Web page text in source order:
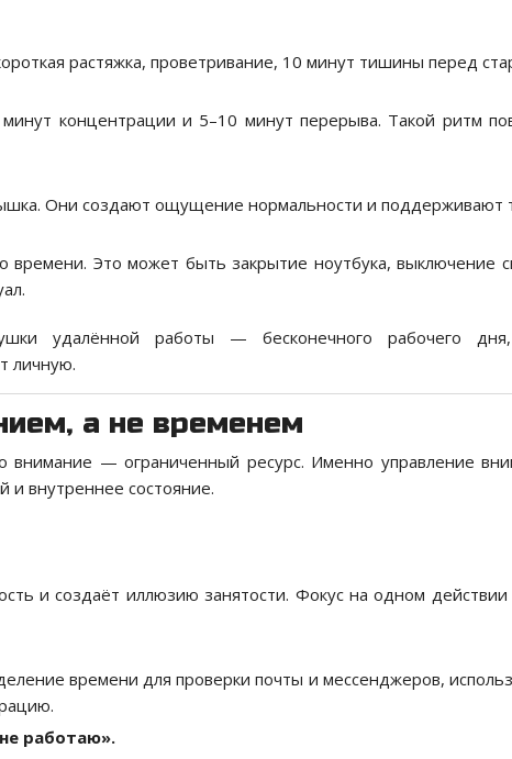
растяжка, проветривание, 10 минут тишины перед
концентрации и 5–10 минут перерыва. Такой ритм
Они создают ощущение нормальности и поддерживают
времени. Это может быть закрытие ноутбука, выключение
удалённой работы — бесконечного рабочего
личную.
а не временем
внимание — ограниченный ресурс. Именно управление
и внутреннее состояние.
и создаёт иллюзию занятости. Фокус на одном действии
времени для проверки почты и мессенджеров,
работаю».